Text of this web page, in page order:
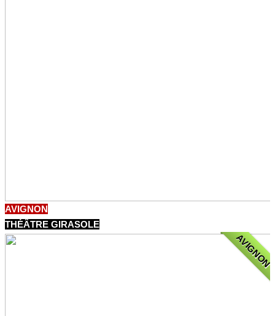
AVIGNON
THÉÂTRE GIRASOLE
AVIGNON